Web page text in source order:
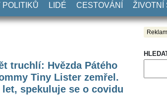
POLITIKŮ LIDÉ CESTOVÁNÍ ŽIVOTNÍ
truchlí: Hvězda Pátého
Tiny Lister zemřel.
let, spekuluje se o covidu